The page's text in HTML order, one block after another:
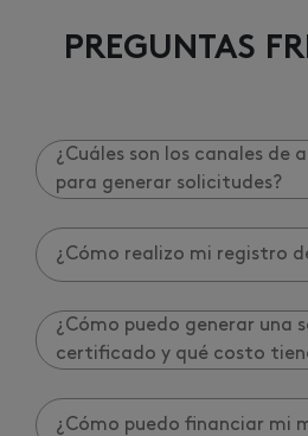
PREGUNTAS
¿Cuáles son los canales de
para generar solicitudes?
¿Cómo realizo mi registro
¿Cómo puedo generar una
certificado y qué costo
¿Cómo puedo financiar mi